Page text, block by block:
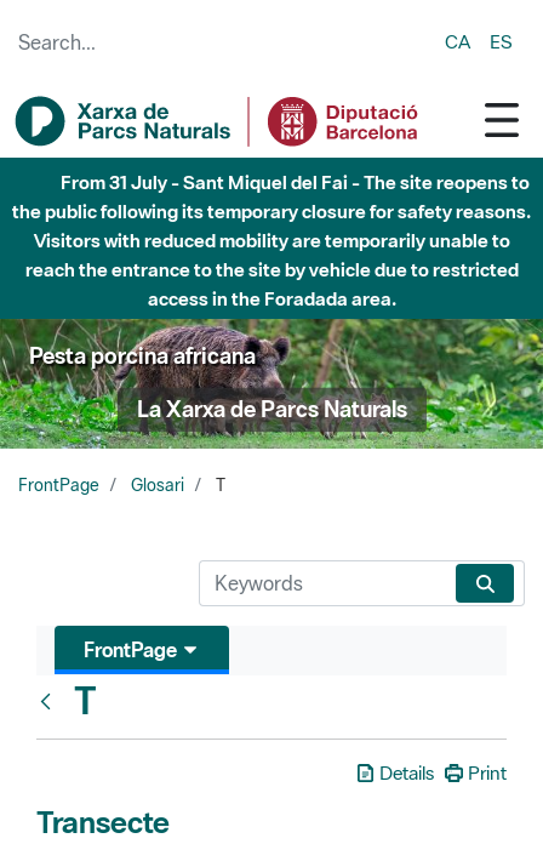
CA ES
From 31 July - Sant Miquel del Fai - The site reopens to
the public following its temporary closure for safety reasons.
Visitors with reduced mobility are temporarily unable to
reach the entrance to the site by vehicle due to restricted
access in the Foradada area.
Pesta porcina africana
La Xarxa de Parcs Naturals
FrontPage Glosari T
FrontPage
T
Details Print
Transecte